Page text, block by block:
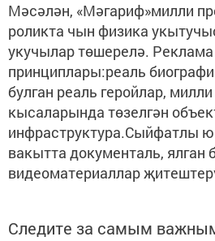
Мәсәлән, «Мәгариф»милли
роликта чын физика
укучылар төшерелә.
принциплары:реаль
булган реаль геройлар,
кысаларында төзелгән
инфраструктура.Сыйфатлы
вакытта документаль, ялган
видеоматериаллар
Следите за самым